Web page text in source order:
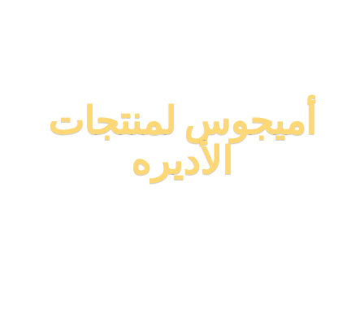
أميجوس لمنتجات
الأديره